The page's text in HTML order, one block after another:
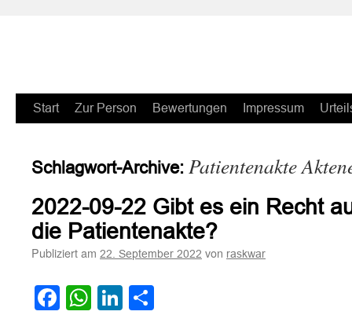
Zum
springen
Start Zur Person Bewertungen Impressum
Schlagwort-Archive: Patientenakte
2022-09-22 Gibt es ein Recht
die Patientenakte?
Publiziert am 22. September 2022 von raskwar
Facebook
WhatsApp
LinkedIn